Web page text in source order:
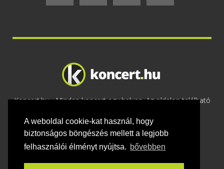
A weboldal cookie-kat használ, hogy
biztonságos böngészés mellett a legjobb
felhasználói élményt nyújtsa. bővebben
Koncert.hu - Minden koncert egy helyen. Az oldalon található
2020 Adatvédelem-ÁSZF-Felhasználási
feltételek-Webmaster- Kapcsolat és üzenet küldés